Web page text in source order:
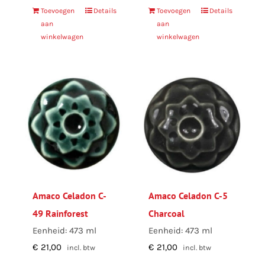
Toevoegen
aan
winkelwagen
Details
Toevoegen
aan
winkelwagen
Details
Amaco Celadon C-
49 Rainforest
Eenheid: 473 ml
€ 21,00 incl. btw
Amaco Celadon C-5
Charcoal
Eenheid: 473 ml
€ 21,00 incl. btw